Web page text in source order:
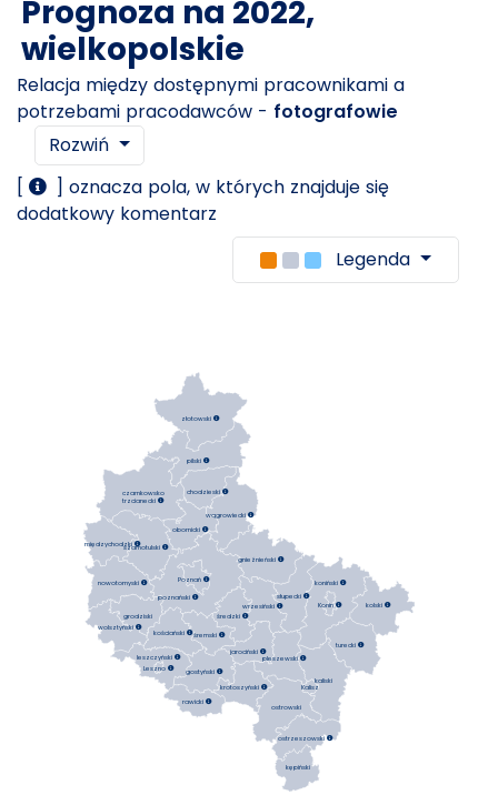
Prognoza na 2022,
wielkopolskie
Relacja między dostępnymi pracownikami a
potrzebami pracodawców - fotografowie
Rozwiń
[
] oznacza pola, w których znajduje się
dodatkowy komentarz
Legenda
chodzieski
czarnkowsko
trzcianecki
gnieźnieński 
gostyński 
grodziski
jarociński 
kaliski
kępiński
kolski 
koniński 
kościański 
krotoszyński
leszczyński 
międzychodzki
nowotomyski 
obornicki 
ostrowski
ostrzeszowski
pilski 
pleszewski
poznański 
rawicki
słupecki 
szamotulski
średzki 
śremski
turecki
wągrowiecki
wolsztyński
wrzesiński
złotowski 
Kalisz
Konin
Leszno
Poznań 